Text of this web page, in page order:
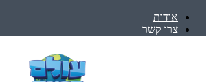
אודות
צרו קשר